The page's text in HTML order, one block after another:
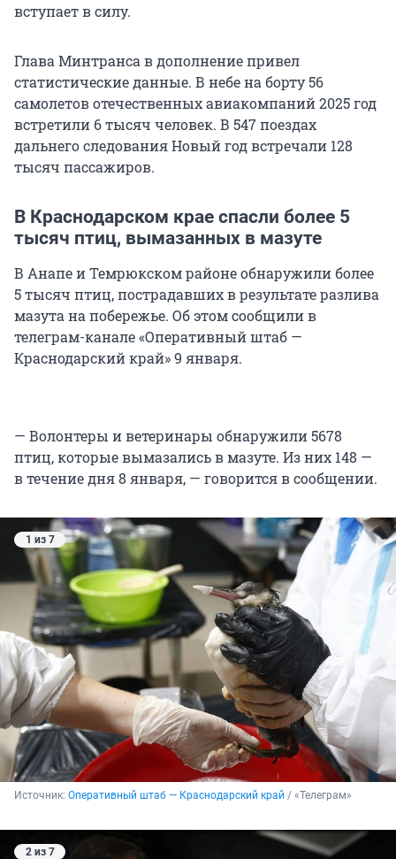
вступает в силу.
Глава Минтранса в дополнение привел
статистические данные. В небе на борту 56
самолетов отечественных авиакомпаний 2025 год
встретили 6 тысяч человек. В 547 поездах
дальнего следования Новый год встречали 128
тысяч пассажиров.
В Краснодарском крае спасли более 5
тысяч птиц, вымазанных в мазуте
В Анапе и Темрюкском районе обнаружили более
5 тысяч птиц, пострадавших в результате разлива
мазута на побережье. Об этом сообщили в
телеграм-канале «Оперативный штаб —
Краснодарский край» 9 января.
— Волонтеры и ветеринары обнаружили 5678
птиц, которые вымазались в мазуте. Из них 148 —
в течение дня 8 января, — говорится в сообщении.
1 из 7
Источник: Оперативный штаб — Краснодарский край / «Телеграм»
2 из 7